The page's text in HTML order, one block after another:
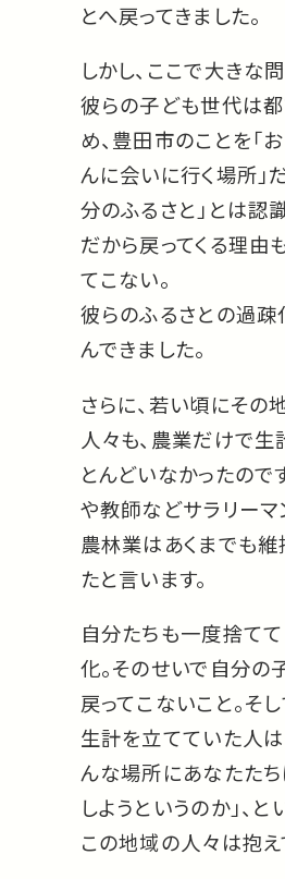
とへ戻ってきました。
しかし、ここで大きな
彼らの子ども世代は
め、豊田市のことを「
んに会いに行く場所」
分のふるさと」とは認
だから戻ってくる理由
てこない。
彼らのふるさとの過
んできました。
さらに、若い頃にその
人々も、農業だけで
とんどいなかったので
や教師などサラリーマ
農林業はあくまでも
たと言います。
自分たちも一度捨て
化。そのせいで自分の
戻ってこないこと。そ
生計を立てていた人
んな場所にあなたた
しようというのか」、
この地域の人々は抱え